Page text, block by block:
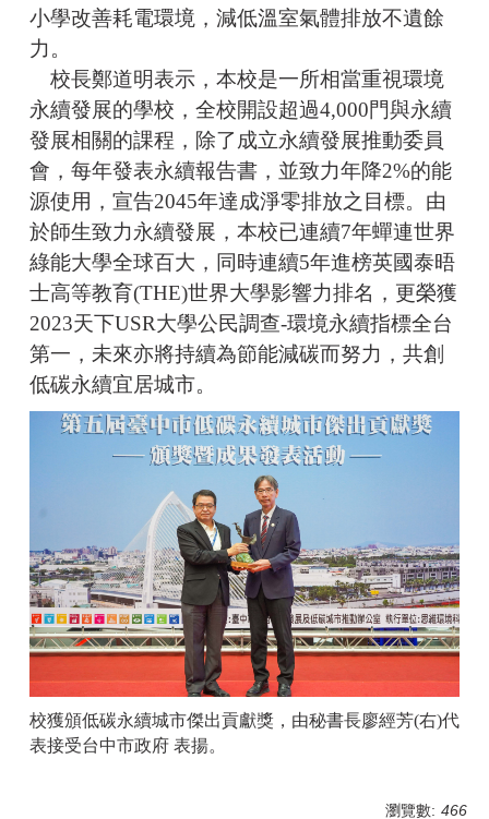
小學改善耗電環境，減低溫室氣體排放不遺餘
力。
校長鄭道明表示，本校是一所相當重視環境
永續發展的學校，全校開設超過4,000門與永續
發展相關的課程，除了成立永續發展推動委員
會，每年發表永續報告書，並致力年降2%的能
源使用，宣告2045年達成淨零排放之目標。由
於師生致力永續發展，本校已連續7年蟬連世界
綠能大學全球百大，同時連續5年進榜英國泰晤
士高等教育(THE)世界大學影響力排名，更榮獲
2023天下USR大學公民調查-環境永續指標全台
第一，未來亦將持續為節能減碳而努力，共創
低碳永續宜居城市。
校獲頒低碳永續城市傑出貢獻獎，由秘書長廖經芳(右)代
表接受台中市政府 表揚。
瀏覽數: 466